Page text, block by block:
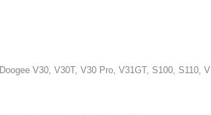
V30, V30T, V30 Pro, V31GT, S100, S110, V